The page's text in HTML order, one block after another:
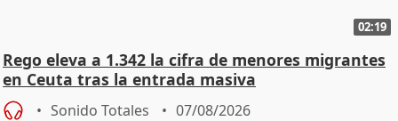
02:19
Rego eleva a 1.342 la cifra de menores migrantes
en Ceuta tras la entrada masiva
Sonido Totales 07/08/2026